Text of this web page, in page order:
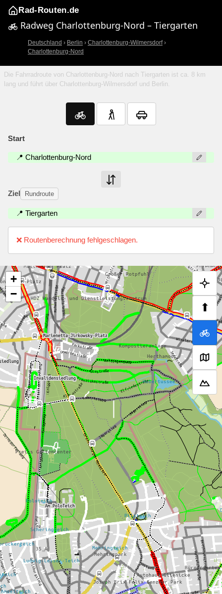
Rad-Routen.de
Radweg Charlottenburg-Nord – Tiergarten
Deutschland › Berlin › Charlottenburg-Wilmersdorf›
Charlottenburg-Nord
Die Fahrradroute von Charlottenburg-Nord nach Tiergarten ist ca. 8 km
lang und führt über Charlottenburg-Wilmersdorf und Berlin.
Start
📍 Charlottenburg-Nord
Ziel Rundroute
📍 Tiergarten
❌ Routenberechnung fehlgeschlagen.
⬆
+
−